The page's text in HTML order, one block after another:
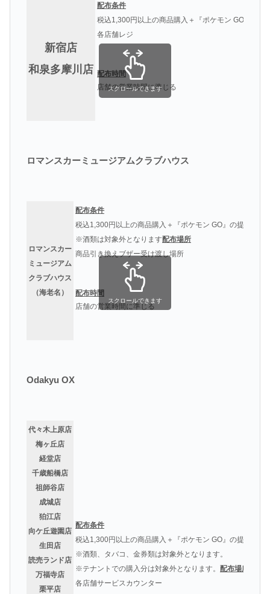
新宿店
和泉多摩川店
配布条件
税込1,300円以上の商品購入＋『ポケモン GO』の提
各店舗レジ
配布時間
店舗の営業時間に準じる
スクロールできます
ロマンスカーミュージアムクラブハウス
ロマンスカー
ミュージアム
クラブハウス
（海老名）
配布条件
税込1,300円以上の商品購入＋『ポケモン GO』の提示
※酒類は対象外となります配布場所
商品引き換えブザー受け渡し場所
配布時間
店舗の営業時間に準じる
スクロールできます
Odakyu OX
代々木上原店
梅ヶ丘店
経堂店
千歳船橋店
祖師谷店
成城店
狛江店
向ケ丘遊園店
生田店
読売ランド店
万福寺店
栗平店
配布条件
税込1,300円以上の商品購入＋『ポケモン GO』の提示
※酒類、タバコ、金券類は対象外となります。
※テナントでの購入分は対象外となります。 配布場所
各店舗サービスカウンター